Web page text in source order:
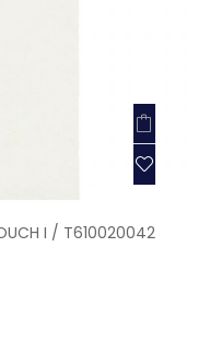
I / T610020042